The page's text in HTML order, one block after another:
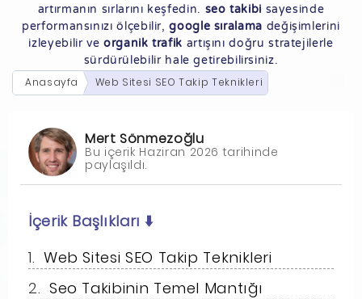
artırmanın sırlarını keşfedin. seo takibi sayesinde
performansınızı ölçebilir,google sıralama değişimlerini
izleyebilir veorganik trafik artışını doğru stratejilerle
sürdürülebilir hale getirebilirsiniz.
Anasayfa
Web Sitesi SEO Takip Teknikleri
Mert Sönmezoğlu
Bu içerik Haziran 2026 tarihinde
paylaşıldı.
İçerik Başlıkları ⬇️
Web Sitesi SEO Takip Teknikleri
Seo Takibinin Temel Mantığı